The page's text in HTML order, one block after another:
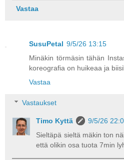
Vastaa
SusuPetal 9/5/26 13:15
Minäkin törmäsin tähän
koreografia on huikeaa ja
Vastaa
Vastaukset
Timo Kyttä
9/5/26
Sieltäpä sieltä mäkin ton
että olikin osa tuota 7min